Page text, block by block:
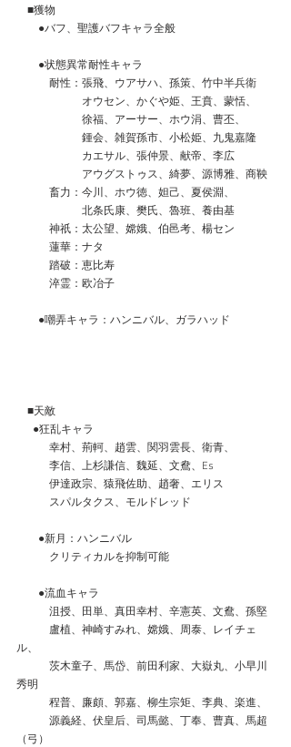
■獲物
●バフ、聖護バフキャラ全般
●状態異常耐性キャラ
耐性：張飛、ウアサハ、孫策、竹中半兵衛
オウセン、かぐや姫、王賁、蒙恬、
徐福、アーサー、ホウ涓、曹丕、
鍾会、雑賀孫市、小松姫、九鬼嘉隆
カエサル、張仲景、献帝、李広
アウグストゥス、綺夢、源博雅、商鞅
畜力：今川、ホウ徳、妲己、夏侯淵、
北条氏康、樊氏、魯班、養由基
神祇：太公望、嫦娥、伯邑考、楊セン
蓮華：ナタ
踏破：恵比寿
淬霊：欧冶子
●嘲弄キャラ：ハンニバル、ガラハッド
■天敵
●狂乱キャラ
幸村、荊軻、趙雲、関羽雲長、衛青、
李信、上杉謙信、魏延、文鴦、Es
伊達政宗、猿飛佐助、趙奢、エリス
スパルタクス、モルドレッド
●新月：ハンニバル
クリティカルを抑制可能
●流血キャラ
沮授、田単、真田幸村、辛憲英、文鴦、孫堅
盧植、神崎すみれ、嫦娥、周泰、レイチェ
ル、
茨木童子、馬岱、前田利家、大嶽丸、小早川
秀明
程普、廉頗、郭嘉、柳生宗矩、李典、楽進、
源義経、伏皇后、司馬懿、丁奉、曹真、馬超
（弓）